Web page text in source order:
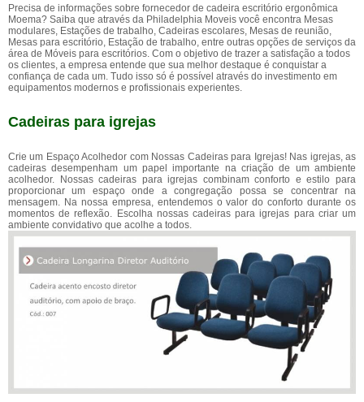
Precisa de informações sobre fornecedor de cadeira escritório ergonômica
Moema? Saiba que através da Philadelphia Moveis você encontra Mesas
modulares, Estações de trabalho, Cadeiras escolares, Mesas de reunião,
Mesas para escritório, Estação de trabalho, entre outras opções de serviços da
área de Móveis para escritórios. Com o objetivo de trazer a satisfação a todos
os clientes, a empresa entende que sua melhor destaque é conquistar a
confiança de cada um. Tudo isso só é possível através do investimento em
equipamentos modernos e profissionais experientes.
Cadeiras para igrejas
Crie um Espaço Acolhedor com Nossas Cadeiras para Igrejas! Nas igrejas, as
cadeiras desempenham um papel importante na criação de um ambiente
acolhedor. Nossas cadeiras para igrejas combinam conforto e estilo para
proporcionar um espaço onde a congregação possa se concentrar na
mensagem. Na nossa empresa, entendemos o valor do conforto durante os
momentos de reflexão. Escolha nossas cadeiras para igrejas para criar um
ambiente convidativo que acolhe a todos.